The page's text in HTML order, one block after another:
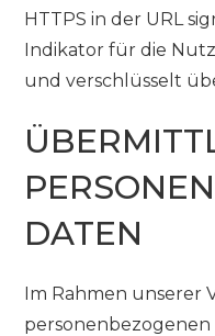
HTTPS in der URL
Indikator für die
und verschlüsselt
DATEN
Im Rahmen unserer
personenbezogenen